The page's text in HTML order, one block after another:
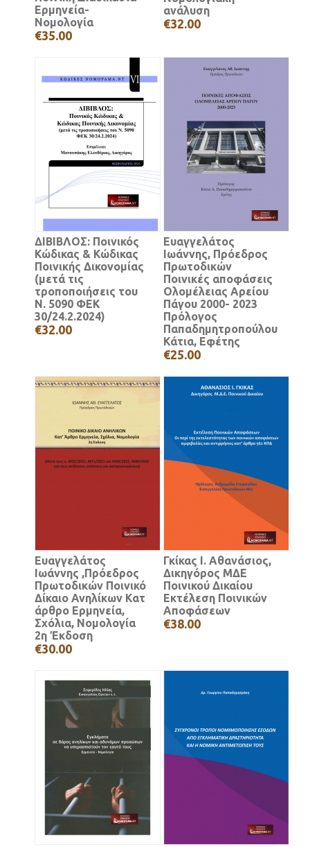
Ερμηνεία-
Νομολογία
€35.00
ανάλυση
€32.00
ΔΙΒΙΒΛΟΣ: Ποινικός
Κώδικας & Κώδικας
Ποινικής Δικονομίας
(μετά τις
τροποποιήσεις του
Ν. 5090 ΦΕΚ
30/24.2.2024)
€32.00
Ευαγγελάτος
Ιωάννης, Πρόεδρος
Πρωτοδικών
Ποινικές αποφάσεις
Ολομέλειας Αρείου
Πάγου 2000- 2023
Πρόλογος
Παπαδημητροπούλου
Κάτια, Εφέτης
€25.00
Ευαγγελάτος
Ιωάννης ,Πρόεδρος
Πρωτοδικών Ποινικό
Δίκαιο Ανηλίκων Κατ
άρθρο Ερμηνεία,
Σχόλια, Νομολογία
2η Έκδοση
€30.00
Γκίκας Ι. Αθανάσιος,
Δικηγόρος ΜΔΕ
Ποινικού Δικαίου
Εκτέλεση Ποινικών
Αποφάσεων
€38.00